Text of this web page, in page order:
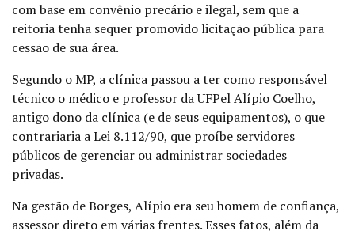
com base em convênio precário e ilegal, sem que a
reitoria tenha sequer promovido licitação pública para
cessão de sua área.
Segundo o MP, a clínica passou a ter como responsável
técnico o médico e professor da UFPel Alípio Coelho,
antigo dono da clínica (e de seus equipamentos), o que
contrariaria a Lei 8.112/90, que proíbe servidores
públicos de gerenciar ou administrar sociedades
privadas.
Na gestão de Borges, Alípio era seu homem de confiança,
assessor direto em várias frentes. Esses fatos, além da